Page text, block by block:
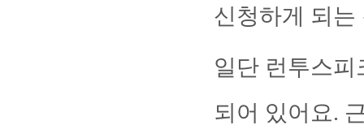
신청하게 되는
일단 런투스
되어 있어요.